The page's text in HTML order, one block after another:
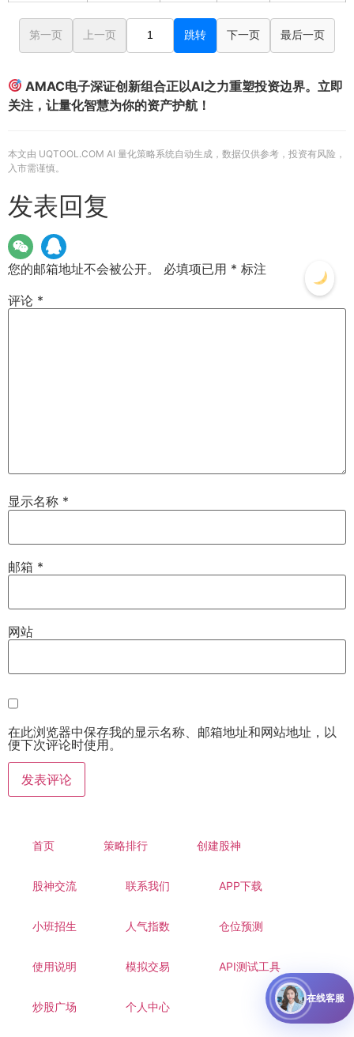
第一页 上一页 跳转 下一页 最后一页
AMAC电子深证创新组合正以AI之力重塑投资边界。立即
关注，让量化智慧为你的资产护航！
本文由 UQTOOL.COM AI 量化策略系统自动生成，数据仅供参考，投资有风险，
入市需谨慎。
发表回复
您的邮箱地址不会被公开。 必填项已用 * 标注
评论 *
显示名称 *
邮箱 *
网站
在此浏览器中保存我的显示名称、邮箱地址和网站地址，以
便下次评论时使用。
首页 策略排行 创建股神
股神交流 联系我们 APP下载
小班招生 人气指数 仓位预测
使用说明 模拟交易 API测试工具
炒股广场 个人中心
在线客服